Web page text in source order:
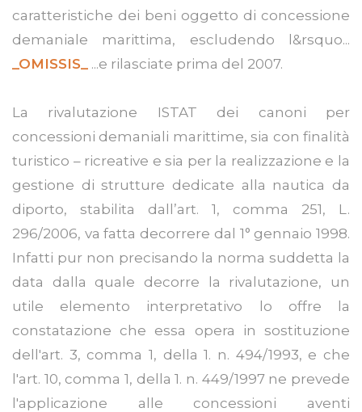
caratteristiche dei beni oggetto di concessione
demaniale marittima, escludendo l&rsquo...
_OMISSIS_
...e rilasciate prima del 2007.
La rivalutazione ISTAT dei canoni per
concessioni demaniali marittime, sia con finalità
turistico – ricreative e sia per la realizzazione e la
gestione di strutture dedicate alla nautica da
diporto, stabilita dall’art. 1, comma 251, L.
296/2006, va fatta decorrere dal 1° gennaio 1998.
Infatti pur non precisando la norma suddetta la
data dalla quale decorre la rivalutazione, un
utile elemento interpretativo lo offre la
constatazione che essa opera in sostituzione
dell'art. 3, comma 1, della 1. n. 494/1993, e che
l'art. 10, comma 1, della 1. n. 449/1997 ne prevede
l'applicazione alle concessioni aventi